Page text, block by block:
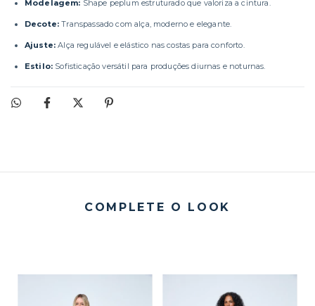
Modelagem: Shape peplum estruturado que valoriza a cintura.
Decote: Transpassado com alça, moderno e elegante.
Ajuste: Alça regulável e elástico nas costas para conforto.
Estilo: Sofisticação versátil para produções diurnas e noturnas.
COMPLETE O LOOK